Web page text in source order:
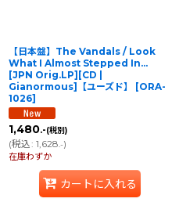
【日本盤】The Vandals / Look
What I Almost Stepped In...
[JPN Orig.LP][CD |
Gianormous]【ユーズド】
[ORA-
1026]
1,480.-(税別)
(税込: 1,628.-)
在庫わずか
カートに入れる